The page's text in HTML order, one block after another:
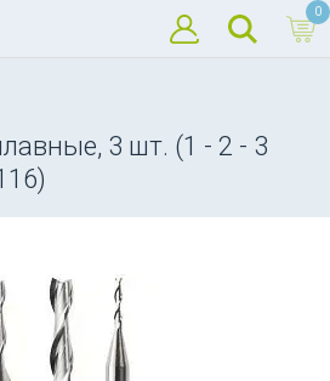
0
3 шт. (1 - 2 - 3